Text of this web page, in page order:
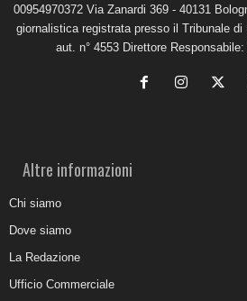
00954970372 Via Zanardi 369 - 40131
giornalistica registrata presso il Tribunale di
aut. n° 4553 Direttore
Altre informazioni
Chi siamo
Dove siamo
La Redazione
Ufficio Commerciale